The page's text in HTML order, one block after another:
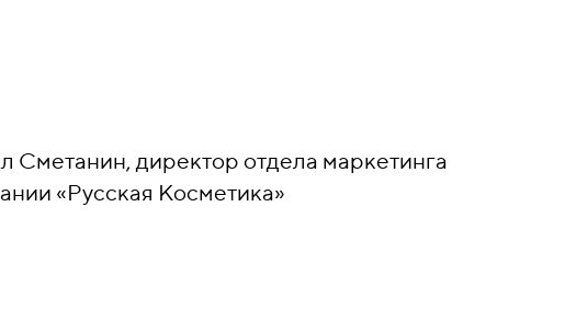
Сметанин, директор отдела маркетинга
«Русская Косметика»